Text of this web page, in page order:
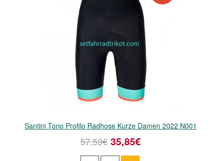
Santini Tono Profilo Radhose Kurze Damen 2022 N001
57,59€ 35,85€